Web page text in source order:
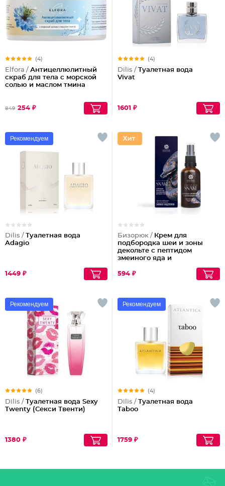
(4)
Elfora / Антицеллюлитный
скраб для тела с морской
солью и маслом тмина
849 254 ₽
(4)
Dilis / Туалетная вода
Vivat
1601 ₽
Рекомендуем
Dilis / Туалетная вода
Adagio
1449 ₽
Бизорюк / Крем для
подбородка шеи и зоны
декольте с пептидом
змеиного яда и
594 ₽
Рекомендуем
(6)
Dilis / Туалетная вода Sexy
Twenty (Секси Твенти)
1380 ₽
Рекомендуем
(4)
Dilis / Туалетная вода
Taboo
1759 ₽